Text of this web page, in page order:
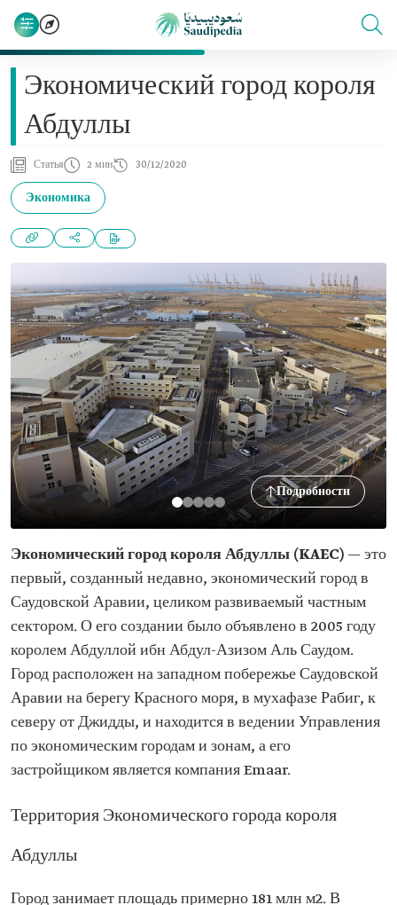
Экономический город короля
Абдуллы
Статья 2 мин 30/12/2020
Экономика
Подробности
Экономический город короля Абдуллы (KAEC) — это
первый, созданный недавно, экономический город в
Саудовской Аравии, целиком развиваемый частным
сектором. О его создании было объявлено в 2005 году
королем Абдуллой ибн Абдул-Азизом Аль Саудом.
Город расположен на западном побережье Саудовской
Аравии на берегу Красного моря, в мухафазе Рабиг, к
северу от Джидды, и находится в ведении Управления
по экономическим городам и зонам, а его
застройщиком является компания Emaar.
Территория Экономического города короля
Абдуллы
Город занимает площадь примерно 181 млн м2. В